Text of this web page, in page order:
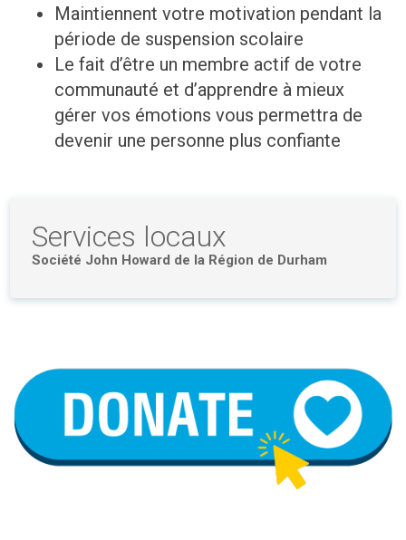
Maintiennent votre motivation pendant la
période de suspension scolaire
Le fait d’être un membre actif de votre
communauté et d’apprendre à mieux
gérer vos émotions vous permettra de
devenir une personne plus confiante
Services locaux
Société John Howard de la Région de Durham